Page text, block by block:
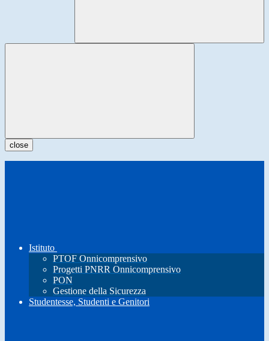
close
Istituto
PTOF Onnicomprensivo
Progetti PNRR Onnicomprensivo
PON
Gestione della Sicurezza
Studentesse, Studenti e Genitori